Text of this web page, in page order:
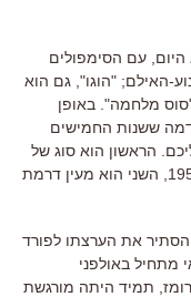
עם הסימפולים
האילם; "הוגו", גם הוא
מלחמה". באופן
ששנות החמישים
הראשון הוא סוג של
"שיר אשיר בגשם" (עוד עליו מחר), תוצרת 1952, השני הוא מעין דרמת
את הערצתו לפורד
מתחיל באולפני
תמיד היתה מורגשת